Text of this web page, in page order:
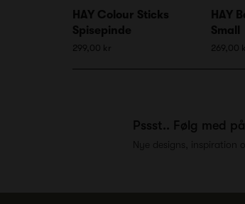
HAY Colour Sticks
Spisepinde
299,00 kr
HAY
Small
269,00
Pssst.. Følg med på
Nye designs, inspiration